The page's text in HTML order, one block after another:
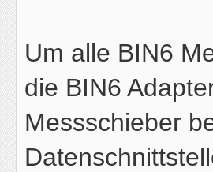
Um alle BIN6
die BIN6
Messschieber